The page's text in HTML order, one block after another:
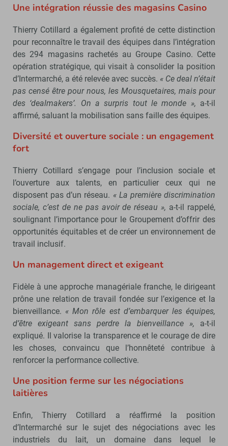
Une intégration réussie des magasins Casino
Thierry Cotillard a également profité de cette distinction
pour reconnaître le travail des équipes dans l’intégration
des 294 magasins rachetés au Groupe Casino. Cette
opération stratégique, qui visait à consolider la position
d’Intermarché, a été relevée avec succès. « Ce deal n’était
pas censé être pour nous, les Mousquetaires, mais pour
des ‘dealmakers’. On a surpris tout le monde », a-t-il
affirmé, saluant la mobilisation sans faille des équipes.
Diversité et ouverture sociale : un engagement
fort
Thierry Cotillard s’engage pour l’inclusion sociale et
l’ouverture aux talents, en particulier ceux qui ne
disposent pas d’un réseau. « La première discrimination
sociale, c’est de ne pas avoir de réseau », a-t-il rappelé,
soulignant l’importance pour le Groupement d’offrir des
opportunités équitables et de créer un environnement de
travail inclusif.
Un management direct et exigeant
Fidèle à une approche managériale franche, le dirigeant
prône une relation de travail fondée sur l’exigence et la
bienveillance. « Mon rôle est d’embarquer les équipes,
d’être exigeant sans perdre la bienveillance », a-t-il
expliqué. Il valorise la transparence et le courage de dire
les choses, convaincu que l’honnêteté contribue à
renforcer la performance collective.
Une position ferme sur les négociations
laitières
Enfin, Thierry Cotillard a réaffirmé la position
d’Intermarché sur le sujet des négociations avec les
industriels du lait, un domaine dans lequel le